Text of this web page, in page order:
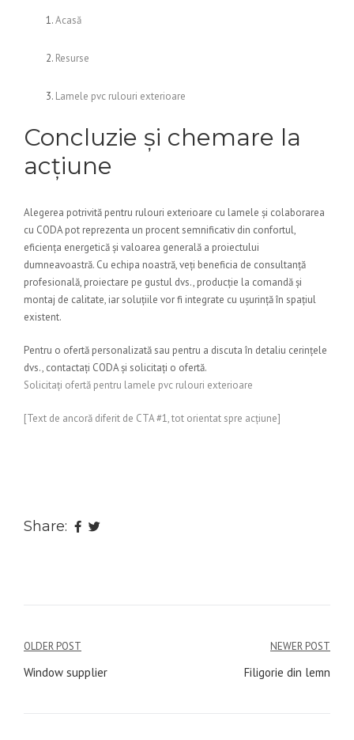
Acasă
Resurse
Lamele pvc rulouri exterioare
Concluzie și chemare la
acțiune
Alegerea potrivită pentru rulouri exterioare cu lamele și colaborarea
cu CODA pot reprezenta un procent semnificativ din confortul,
eficiența energetică și valoarea generală a proiectului
dumneavoastră. Cu echipa noastră, veți beneficia de consultanță
profesională, proiectare pe gustul dvs., producție la comandă și
montaj de calitate, iar soluțiile vor fi integrate cu ușurință în spațiul
existent.
Pentru o ofertă personalizată sau pentru a discuta în detaliu cerințele
dvs., contactați CODA și solicitați o ofertă.
Solicitați ofertă pentru lamele pvc rulouri exterioare
[Text de ancoră diferit de CTA #1, tot orientat spre acțiune]
Share:
Navigare
în
OLDER POST
Window supplier
NEWER POST
Filigorie din lemn